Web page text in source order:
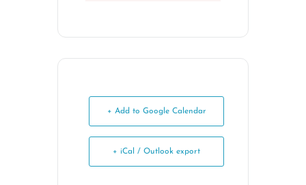
+ Add to Google Calendar
+ iCal / Outlook export